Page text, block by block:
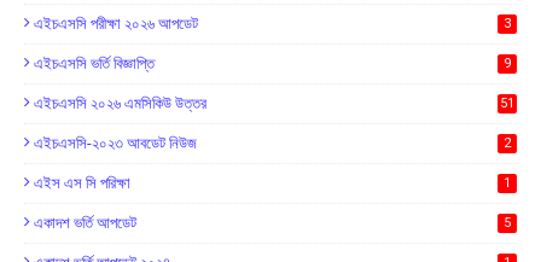
এইচএসসি পরীক্ষা ২০২৬ আপডেট 3
এইচএসসি ভর্তি বিজ্ঞাপ্তি 9
এইচএসসি ২০২৬ এমসিকিউ উত্তর 51
এইচএসসি-২০২৩ আবডেট নিউজ 2
এইস এস সি পরিক্ষা 1
একাদশ ভর্তি আপডেট 5